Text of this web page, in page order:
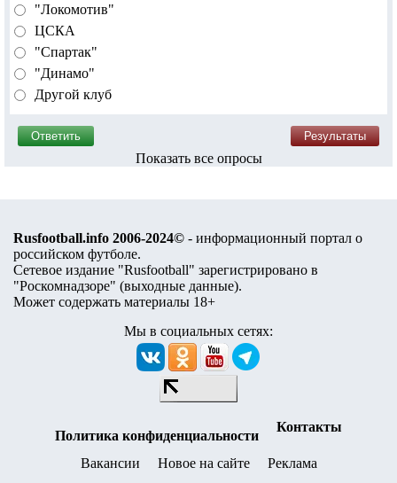
"Локомотив"
ЦСКА
"Спартак"
"Динамо"
Другой клуб
Показать все опросы
Rusfootball.info 2006-2024© - информационный портал о
российском футболе.
Сетевое издание "Rusfootball" зарегистрировано в
"Роскомнадзоре" (выходные данные).
Может содержать материалы 18+
Мы в социальных сетях:
Политика конфиденциальности
Контакты
Вакансии Новое на сайте Реклама